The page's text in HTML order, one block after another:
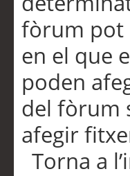
fòrum pot
en el que
poden
del fòrum
afegir
Torna a